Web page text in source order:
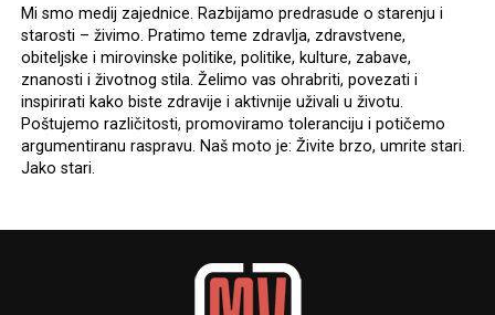
Mi smo medij zajednice. Razbijamo predrasude o starenju i
starosti – živimo. Pratimo teme zdravlja, zdravstvene,
obiteljske i mirovinske politike, politike, kulture, zabave,
znanosti i životnog stila. Želimo vas ohrabriti, povezati i
inspirirati kako biste zdravije i aktivnije uživali u životu.
Poštujemo različitosti, promoviramo toleranciju i potičemo
argumentiranu raspravu. Naš moto je: Živite brzo, umrite stari.
Jako stari.